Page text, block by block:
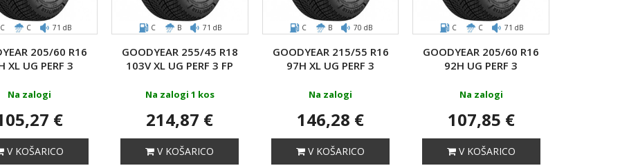
C C 71 dB
205/60 R16
XL UG PERF 3
Na zalogi
€
V KOŠARICO
C B 71 dB
GOODYEAR 255/45 R18
103V XL UG PERF 3 FP
Na zalogi 1 kos
214,87 €
V KOŠARICO
C B 70 dB
GOODYEAR 215/55 R16
97H XL UG PERF 3
Na zalogi
146,28 €
V KOŠARICO
C C 71 dB
GOODYEAR 205/60 R16
92H UG PERF 3
Na zalogi
107,85 €
V KOŠARICO